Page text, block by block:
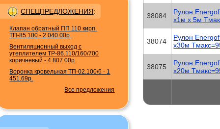
СПЕЦПРЕДЛОЖЕНИЯ:
Клапан обратный ПП 110 кирп.
ТП-85.100 -2 040.00р.
Вентиляционный выход с
утеплителем TP-86.110/160/700
коричневый -4 807.00р.
Воронка кровельная ТП-02.100/6 - 1
451.69р.
Все предложения
38084
Рулон
х1м х 5м
38074
Рулон
х30м
38075
Рулон
х20м